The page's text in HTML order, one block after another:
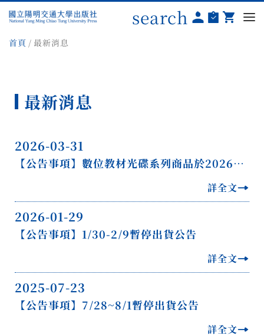
search
首頁 最新消息
最新消息
2026-03-31
【公告事項】數位教材光碟系列商品於2026年4月1日起停止販售
詳全文
2026-01-29
【公告事項】1/30-2/9暫停出貨公告
詳全文
2025-07-23
【公告事項】7/28~8/1暫停出貨公告
詳全文